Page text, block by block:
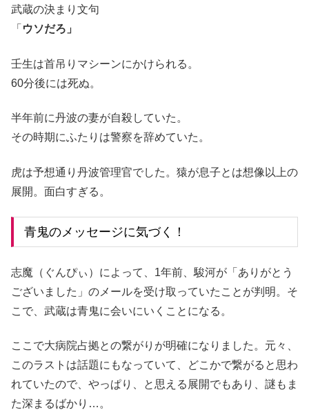
武蔵の決まり文句
「 ウソだろ」
壬生は首吊りマシーンにかけられる。
60分後には死ぬ。
半年前に丹波の妻が自殺していた。
その時期にふたりは警察を辞めていた。
虎は予想通り丹波管理官でした。猿が息子とは想像以上の
展開。面白すぎる。
青鬼のメッセージに気づく！
志魔（ぐんぴぃ）によって、1年前、駿河が「ありがとう
ございました」のメールを受け取っていたことが判明。そ
こで、武蔵は青鬼に会いにいくことになる。
ここで大病院占拠との繋がりが明確になりました。元々、
このラストは話題にもなっていて、どこかで繋がると思わ
れていたので、やっぱり、と思える展開でもあり、謎もま
た深まるばかり…。